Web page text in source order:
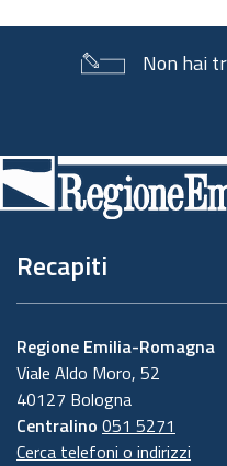
Non hai
di
pagina
Recapiti
Regione Emilia-Romagna
Viale Aldo Moro, 52
40127 Bologna
Centralino 051 5271
Cerca telefoni o indirizzi